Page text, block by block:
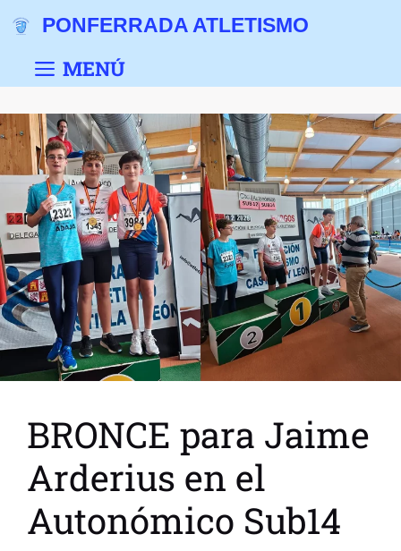
PONFERRADA ATLETISMO
MENÚ
BRONCE para Jaime
Arderius en el
Autonómico Sub14